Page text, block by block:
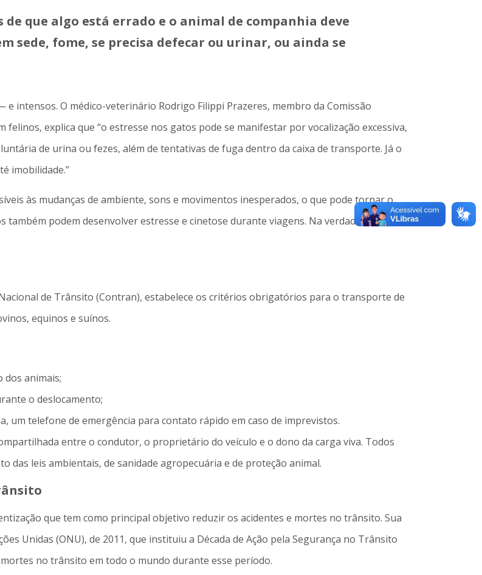
que algo está errado e o animal de companhia deve
sede, fome, se precisa defecar ou urinar, ou ainda se
intensos. O médico-veterinário Rodrigo Filippi Prazeres, membro da Comissão
felinos, explica que “o estresse nos gatos pode se manifestar por vocalização excessiva,
de urina ou fezes, além de tentativas de fuga dentro da caixa de transporte. Já o
imobilidade.”
às mudanças de ambiente, sons e movimentos inesperados, o que pode tornar o
também podem desenvolver estresse e cinetose durante viagens. Na verdade, essas
de Trânsito (Contran), estabelece os critérios obrigatórios para o transporte de
equinos e suínos.
dos animais;
o deslocamento;
um telefone de emergência para contato rápido em caso de imprevistos.
entre o condutor, o proprietário do veículo e o dono da carga viva. Todos
das leis ambientais, de sanidade agropecuária e de proteção animal.
que tem como principal objetivo reduzir os acidentes e mortes no trânsito. Sua
Unidas (ONU), de 2011, que instituiu a Década de Ação pela Segurança no Trânsito
no trânsito em todo o mundo durante esse período.